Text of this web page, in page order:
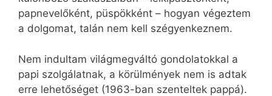
papnevelőként, püspökként – hogyan végeztem
a dolgomat, talán nem kell szégyenkeznem.
Nem indultam világmegváltó gondolatokkal a
papi szolgálatnak, a körülmények nem is adtak
erre lehetőséget (1963-ban szenteltek pappá).